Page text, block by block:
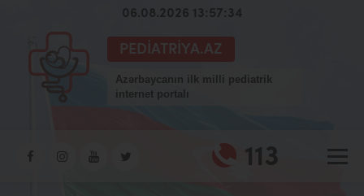
06.08.2026 13:57:35
PEDIATRIYA.AZ
Azərbaycanın ilk milli pediatrik
internet portalı
113